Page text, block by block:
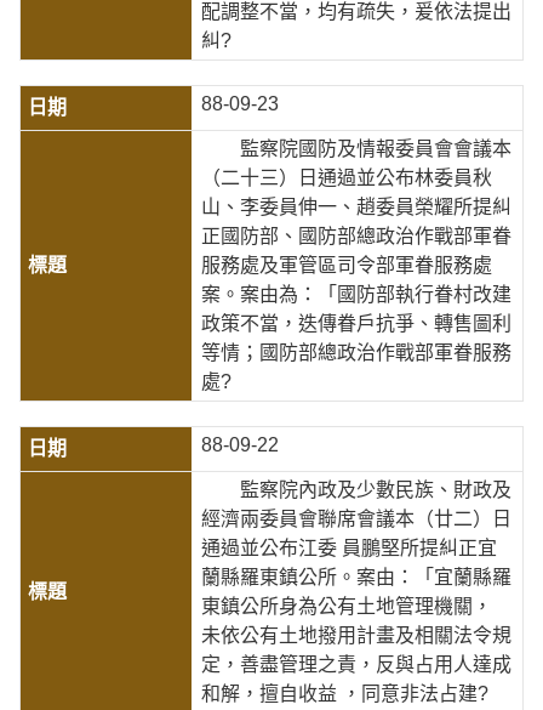
配調整不當，均有疏失，爰依法提出
糾?
88-09-23
監察院國防及情報委員會會議本
（二十三）日通過並公布林委員秋
山、李委員伸一、趙委員榮耀所提糾
正國防部、國防部總政治作戰部軍眷
服務處及軍管區司令部軍眷服務處
案。案由為：「國防部執行眷村改建
政策不當，迭傳眷戶抗爭、轉售圖利
等情；國防部總政治作戰部軍眷服務
處?
88-09-22
監察院內政及少數民族、財政及
經濟兩委員會聯席會議本（廿二）日
通過並公布江委 員鵬堅所提糾正宜
蘭縣羅東鎮公所。案由：「宜蘭縣羅
東鎮公所身為公有土地管理機關，
未依公有土地撥用計畫及相關法令規
定，善盡管理之責，反與占用人達成
和解，擅自收益 ，同意非法占建?